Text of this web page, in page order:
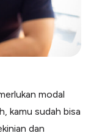
modal
kamu sudah bisa
dan